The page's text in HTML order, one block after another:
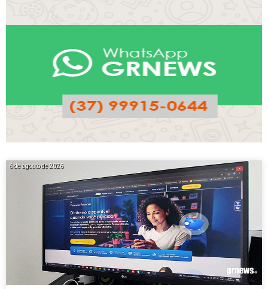
6 de agosto de 2026